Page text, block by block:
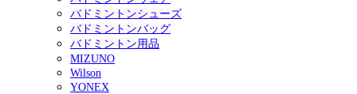
バドミントンシューズ
バドミントンバッグ
バドミントン用品
MIZUNO
Wilson
YONEX